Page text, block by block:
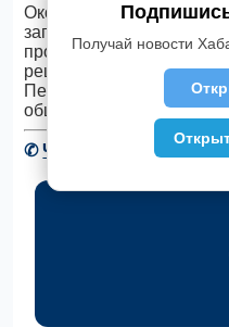
Около 10 лет назад
запускали в
продержался, и его
решили внедрить
Перевозчики
общественном
✆Читать новости
Получай новости